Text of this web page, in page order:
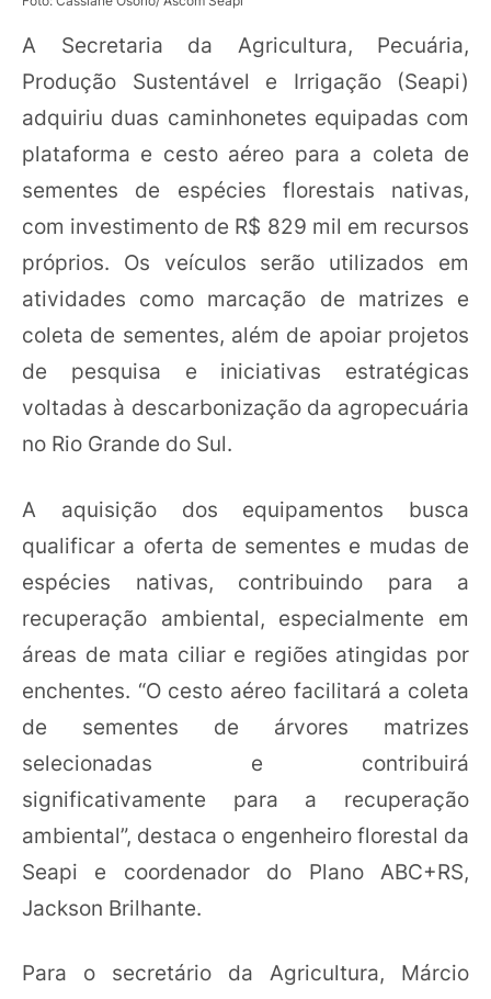
A Secretaria da Agricultura, Pecuária,
Produção Sustentável e Irrigação (Seapi)
adquiriu duas caminhonetes equipadas com
plataforma e cesto aéreo para a coleta de
sementes de espécies florestais nativas,
com investimento de R$ 829 mil em recursos
próprios. Os veículos serão utilizados em
atividades como marcação de matrizes e
coleta de sementes, além de apoiar projetos
de pesquisa e iniciativas estratégicas
voltadas à descarbonização da agropecuária
no Rio Grande do Sul.
A aquisição dos equipamentos busca
qualificar a oferta de sementes e mudas de
espécies nativas, contribuindo para a
recuperação ambiental, especialmente em
áreas de mata ciliar e regiões atingidas por
enchentes. “O cesto aéreo facilitará a coleta
de sementes de árvores matrizes
selecionadas e contribuirá
significativamente para a recuperação
ambiental”, destaca o engenheiro florestal da
Seapi e coordenador do Plano ABC+RS,
Jackson Brilhante.
Para o secretário da Agricultura, Márcio